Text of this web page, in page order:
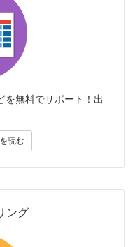
を無料でサポート！出
読む
ング